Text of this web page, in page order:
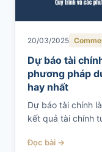
20/03/2025
Dự báo tài
phương pháp
hay nhất
Dự báo tài chính
kết quả tài chính
Đọc bài →